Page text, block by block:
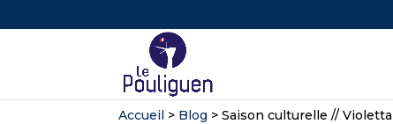
Accueil > Blog >Saison culturelle // Violetta